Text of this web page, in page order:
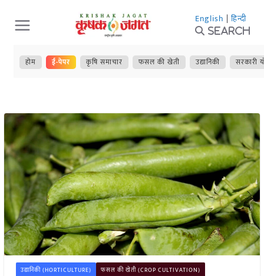
Skip
to
content
English | हिन्दी
Search
होम ई-पेपर कृषि समाचार फसल की खेती उद्यानिकी सरकारी
उद्यानिकी (HORTICULTURE) फसल की खेती (CROP CULTIVATION)